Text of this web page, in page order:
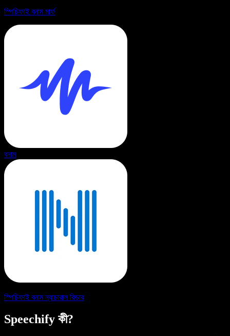
স্পিচিফাই বনাম মার্ফ
বনাম
স্পিচিফাই বনাম ন্যাচারাল রিডার
Speechify কী?